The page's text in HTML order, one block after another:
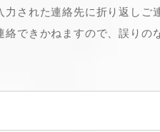
力された連絡先に折り返しご
できかねますので、誤りの